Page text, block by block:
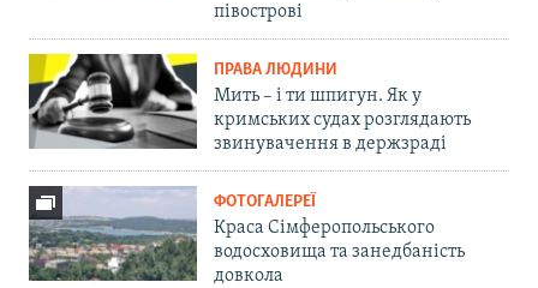
півострові
ПРАВА ЛЮДИНИ
Мить – і ти шпигун. Як у
кримських судах розглядають
звинувачення в держзраді
ФОТОГАЛЕРЕЇ
Краса Сімферопольського
водосховища та занедбаність
довкола